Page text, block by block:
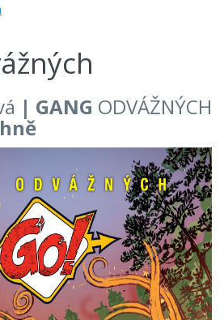
| GANG ODVÁŽNÝCH